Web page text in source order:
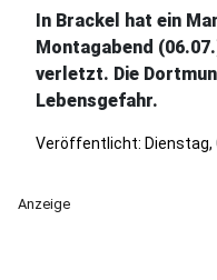
In Brackel hat ein
Montagabend
verletzt. Die
Lebensgefahr.
Veröffentlicht: Dienstag,
Anzeige